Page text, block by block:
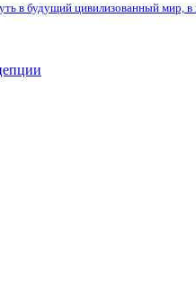
в будущий цивилизованный мир,